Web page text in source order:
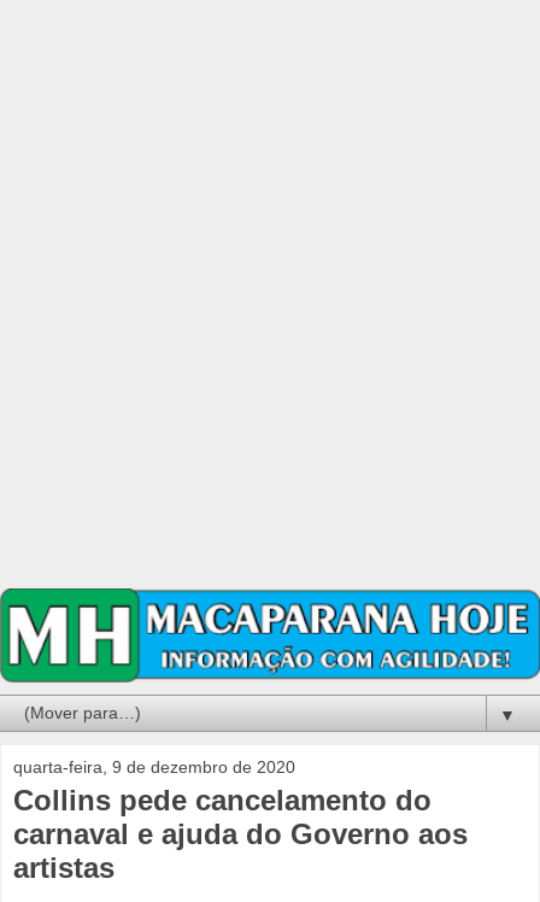
▼
quarta-feira, 9 de dezembro de 2020
Collins pede cancelamento do
carnaval e ajuda do Governo aos
artistas